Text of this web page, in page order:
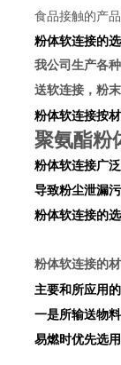
食品接触的产
粉体软连接的
我公司生产各
送软连接，粉
粉体软连接按
聚氨酯粉
粉体软连接广
导致粉尘泄漏
粉体软连接的
粉体软连接的
主要和所应用
一是所输送物
易燃时优先选